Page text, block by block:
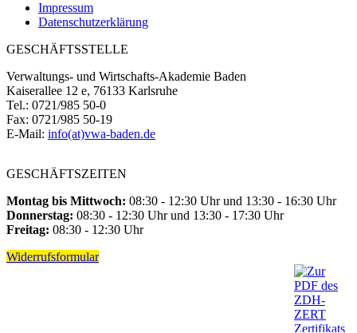
Impressum
Datenschutzerklärung
GESCHÄFTSSTELLE
Verwaltungs- und Wirtschafts-Akademie Baden
Kaiserallee 12 e, 76133 Karlsruhe
Tel.: 0721/985 50-0
Fax: 0721/985 50-19
E-Mail: info(at)vwa-baden.de
GESCHÄFTSZEITEN
Montag bis Mittwoch: 08:30 - 12:30 Uhr und 13:30 - 16:30 Uhr
Donnerstag: 08:30 - 12:30 Uhr und 13:30 - 17:30 Uhr
Freitag: 08:30 - 12:30 Uhr
Widerrufsformular